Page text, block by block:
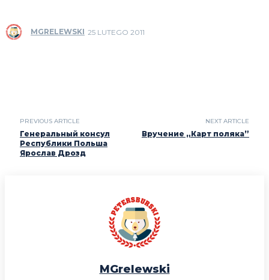
MGRELEWSKI 25 LUTEGO 2011
PREVIOUS ARTICLE
Генеральный консул
Республики Польша
Ярослав Дрозд
NEXT ARTICLE
Вручение „Карт поляка”
MGrelewski